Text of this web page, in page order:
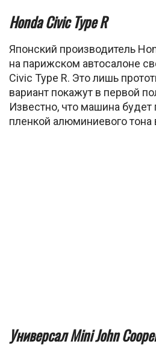
Honda Civic Type R
Японский производитель
на парижском автосалоне
Civic Type R. Это лишь
вариант покажут в первой
Известно, что машина будет
пленкой алюминиевого тона
Универсал Mini John